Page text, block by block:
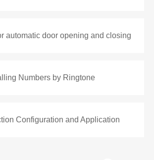
automatic door opening and closing
Numbers by Ringtone
Configuration and Application